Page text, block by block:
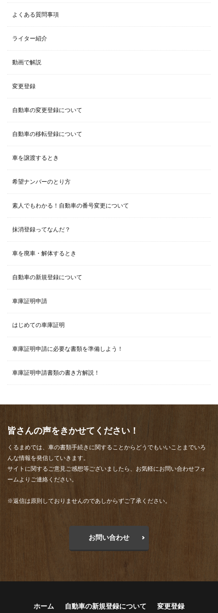
よくある質問事項
ライター紹介
動画で解説
変更登録
自動車の変更登録について
自動車の移転登録について
車を譲渡するとき
希望ナンバーのとり方
素人でもわかる！自動車の番号変更について
抹消登録ってなんだ？
車を廃車・解体するとき
自動車の新規登録について
車庫証明申請
はじめての車庫証明
車庫証明申請に必要な書類を準備しよう！
車庫証明申請書類の書き方解説！
皆さんの声をきかせてください！
くるまめでは、車の書類手続きに関することからどうでもいいことまでいろ
んな情報を発信していきます。
サイトに関するご意見ご感想等ございましたら、お気軽にお問い合わせフォ
ームよりご連絡ください。
※返信は原則しておりませんのであしからずご了承ください。
お問い合わせ
ホーム 自動車の新規登録について 変更登録